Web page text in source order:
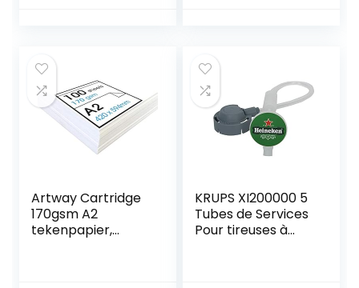
Artway Cartridge
170gsm A2
tekenpapier,
KRUPS XI200000 5
Tubes de Services
Pour tireuses à